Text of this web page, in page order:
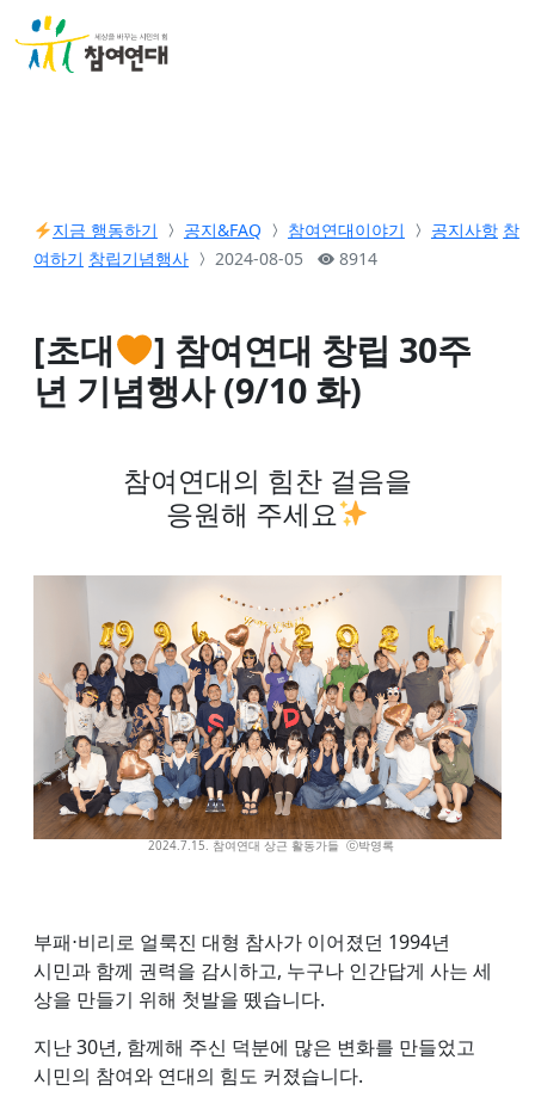
지금 행동하기 공지&FAQ 참여연대이야기 공지사항 참
여하기 창립기념행사 2024-08-05 8914
[초대
] 참여연대 창립 30주
년 기념행사 (9/10 화)
참여연대의 힘찬 걸음을
응원해 주세요
2024.7.15. 참여연대 상근 활동가들 ⓒ박영록
부패⋅비리로 얼룩진 대형 참사가 이어졌던 1994년
시민과 함께 권력을 감시하고, 누구나 인간답게 사는 세
상을 만들기 위해 첫발을 뗐습니다.
지난 30년, 함께해 주신 덕분에 많은 변화를 만들었고
시민의 참여와 연대의 힘도 커졌습니다.